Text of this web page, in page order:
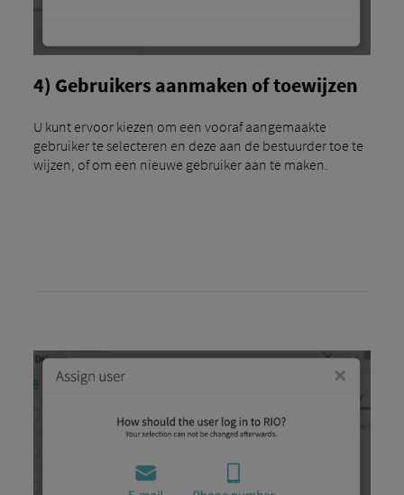
4) Gebruikers aanmaken of toewijzen
U kunt ervoor kiezen om een ​​vooraf aangemaakte
gebruiker te selecteren en deze aan de bestuurder toe te
wijzen, of om een ​​nieuwe gebruiker aan te maken.